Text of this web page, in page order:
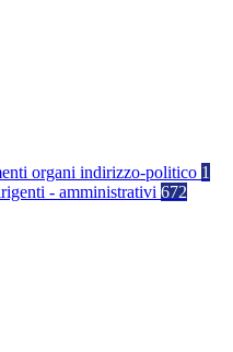
organi indirizzo-politico 1
- amministrativi 672